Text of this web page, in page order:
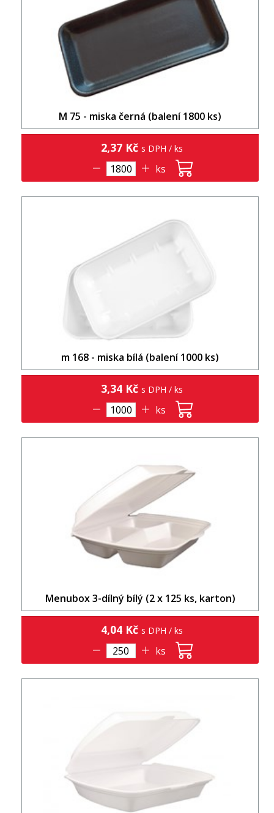
M 75 - miska černá (balení 1800 ks)
2,37 Kč s DPH / ks
ks
m 168 - miska bílá (balení 1000 ks)
3,34 Kč s DPH / ks
ks
Menubox 3-dílný bílý (2 x 125 ks, karton)
4,04 Kč s DPH / ks
ks